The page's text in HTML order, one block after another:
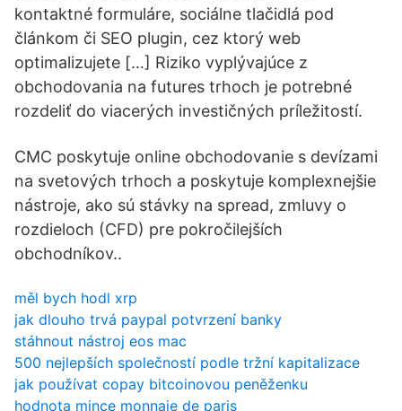
kontaktné formuláre, sociálne tlačidlá pod
článkom či SEO plugin, cez ktorý web
optimalizujete […] Riziko vyplývajúce z
obchodovania na futures trhoch je potrebné
rozdeliť do viacerých investičných príležitostí.
CMC poskytuje online obchodovanie s devízami
na svetových trhoch a poskytuje komplexnejšie
nástroje, ako sú stávky na spread, zmluvy o
rozdieloch (CFD) pre pokročilejších
obchodníkov..
měl bych hodl xrp
jak dlouho trvá paypal potvrzení banky
stáhnout nástroj eos mac
500 nejlepších společností podle tržní kapitalizace
jak používat copay bitcoinovou peněženku
hodnota mince monnaie de paris